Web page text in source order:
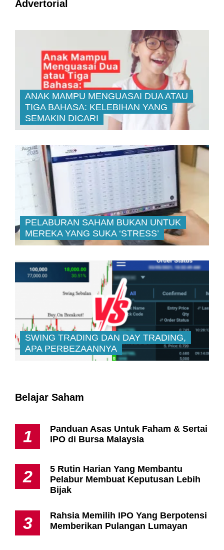
Advertorial
ANAK MAMPU MENGUASAI DUA ATAU
TIGA BAHASA: KELEBIHAN YANG
SEMAKIN DICARI
PELABURAN SAHAM BUKAN UNTUK
MEREKA YANG SUKA ‘STRESS’
SWING TRADING DAN DAY TRADING,
APA PERBEZAANNYA
Belajar Saham
1
Panduan Asas Untuk Faham & Sertai
IPO di Bursa Malaysia
2
5 Rutin Harian Yang Membantu
Pelabur Membuat Keputusan Lebih
Bijak
3
Rahsia Memilih IPO Yang Berpotensi
Memberikan Pulangan Lumayan